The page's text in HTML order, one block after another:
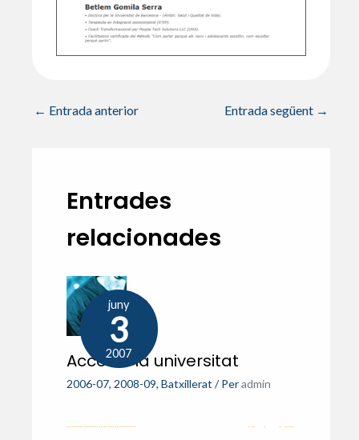
← Entrada anterior Entrada següent →
Entrades
relacionades
juny
3
2007
Accés a la universitat
2006-07, 2008-09, Batxillerat / Per admin